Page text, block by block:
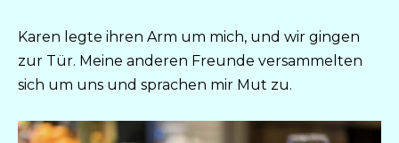
Karen legte ihren Arm um mich, und wir gingen
zur Tür. Meine anderen Freunde versammelten
sich um uns und sprachen mir Mut zu.